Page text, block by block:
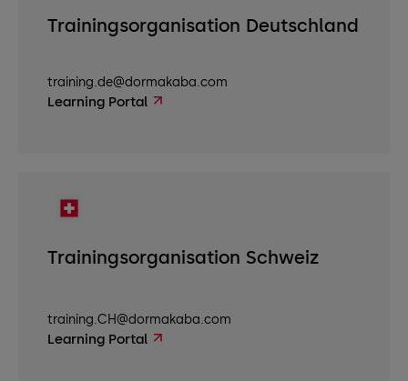
Trainingsorganisation Deutschland
training.de@dormakaba.com
Learning Portal
Trainingsorganisation Schweiz
training.CH@dormakaba.com
Learning Portal